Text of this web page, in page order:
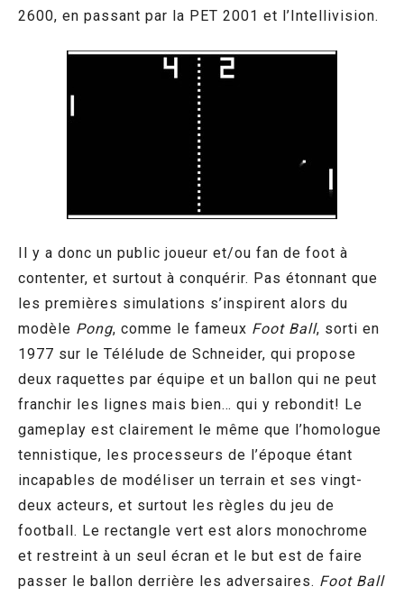
2600, en passant par la PET 2001 et l’Intellivision.
Il y a donc un public joueur et/ou fan de foot à
contenter, et surtout à conquérir. Pas étonnant que
les premières simulations s’inspirent alors du
modèle Pong, comme le fameux Foot Ball, sorti en
1977 sur le Télélude de Schneider, qui propose
deux raquettes par équipe et un ballon qui ne peut
franchir les lignes mais bien… qui y rebondit! Le
gameplay est clairement le même que l’homologue
tennistique, les processeurs de l’époque étant
incapables de modéliser un terrain et ses vingt-
deux acteurs, et surtout les règles du jeu de
football. Le rectangle vert est alors monochrome
et restreint à un seul écran et le but est de faire
passer le ballon derrière les adversaires. Foot Ball